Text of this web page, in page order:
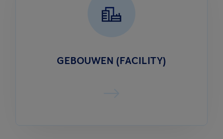
GEBOUWEN (FACILITY)